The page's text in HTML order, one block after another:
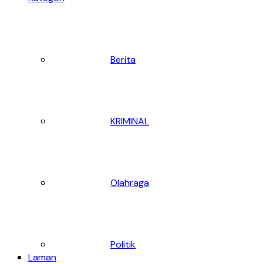
Berita
KRIMINAL
Olahraga
Politik
Laman